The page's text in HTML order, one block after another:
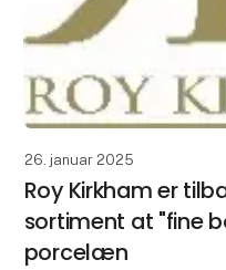
26. januar 2025
Roy Kirkham er
sortiment at "fine
porcelæn